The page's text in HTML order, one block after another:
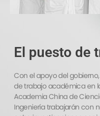
El puesto de
de trabajo académica en
Academia China de
Ingeniería trabajarán con
cabo investigaciones